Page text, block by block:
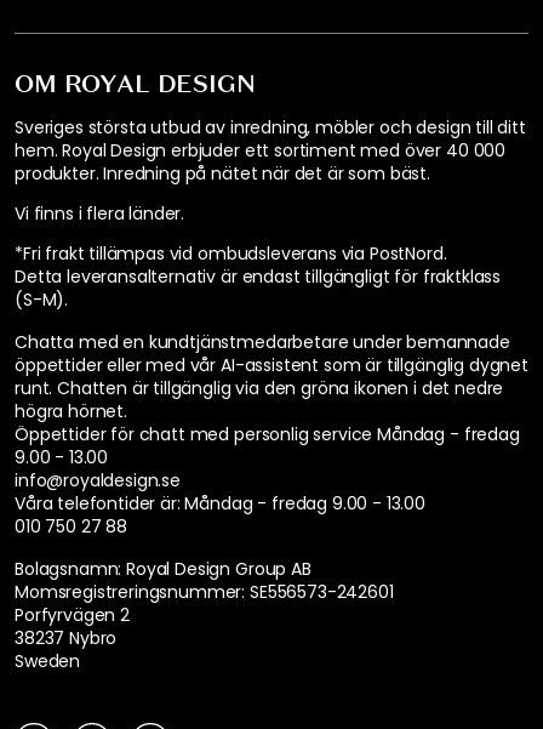
OM ROYAL DESIGN
Sveriges största utbud av inredning, möbler och design till ditt
hem. Royal Design erbjuder ett sortiment med över 40 000
produkter. Inredning på nätet när det är som bäst.
Vi finns i flera länder.
*Fri frakt tillämpas vid ombudsleverans via PostNord.
Detta leveransalternativ är endast tillgängligt för fraktklass
(S-M).
Chatta med en kundtjänstmedarbetare under bemannade
öppettider eller med vår AI-assistent som är tillgänglig dygnet
runt. Chatten är tillgänglig via den gröna ikonen i det nedre
högra hörnet.
Öppettider för chatt med personlig service Måndag - fredag
9.00 - 13.00
info@royaldesign.se
Våra telefontider är: Måndag - fredag 9.00 - 13.00
010 750 27 88
Bolagsnamn: Royal Design Group AB
Momsregistreringsnummer: SE556573-242601
Porfyrvägen 2
38237 Nybro
Sweden